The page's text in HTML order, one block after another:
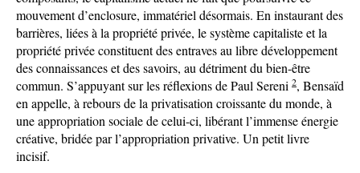
mouvement d’enclosure, immatériel désormais. En instaurant des
barrières, liées à la propriété privée, le système capitaliste et la
propriété privée constituent des entraves au libre développement
des connaissances et des savoirs, au détriment du bien-être
commun. S’appuyant sur les réflexions de Paul Sereni 2, Bensaïd
en appelle, à rebours de la privatisation croissante du monde, à
une appropriation sociale de celui-ci, libérant l’immense énergie
créative, bridée par l’appropriation privative. Un petit livre
incisif.